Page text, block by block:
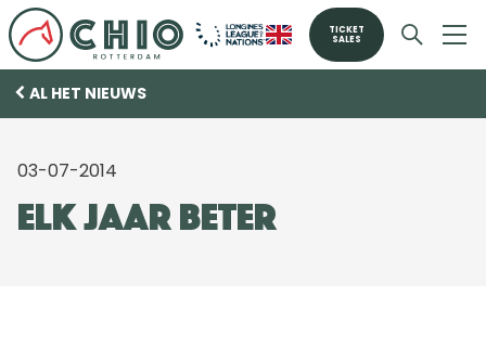
TICKET
SALES
AL HET NIEUWS
03-07-2014
Elk jaar beter